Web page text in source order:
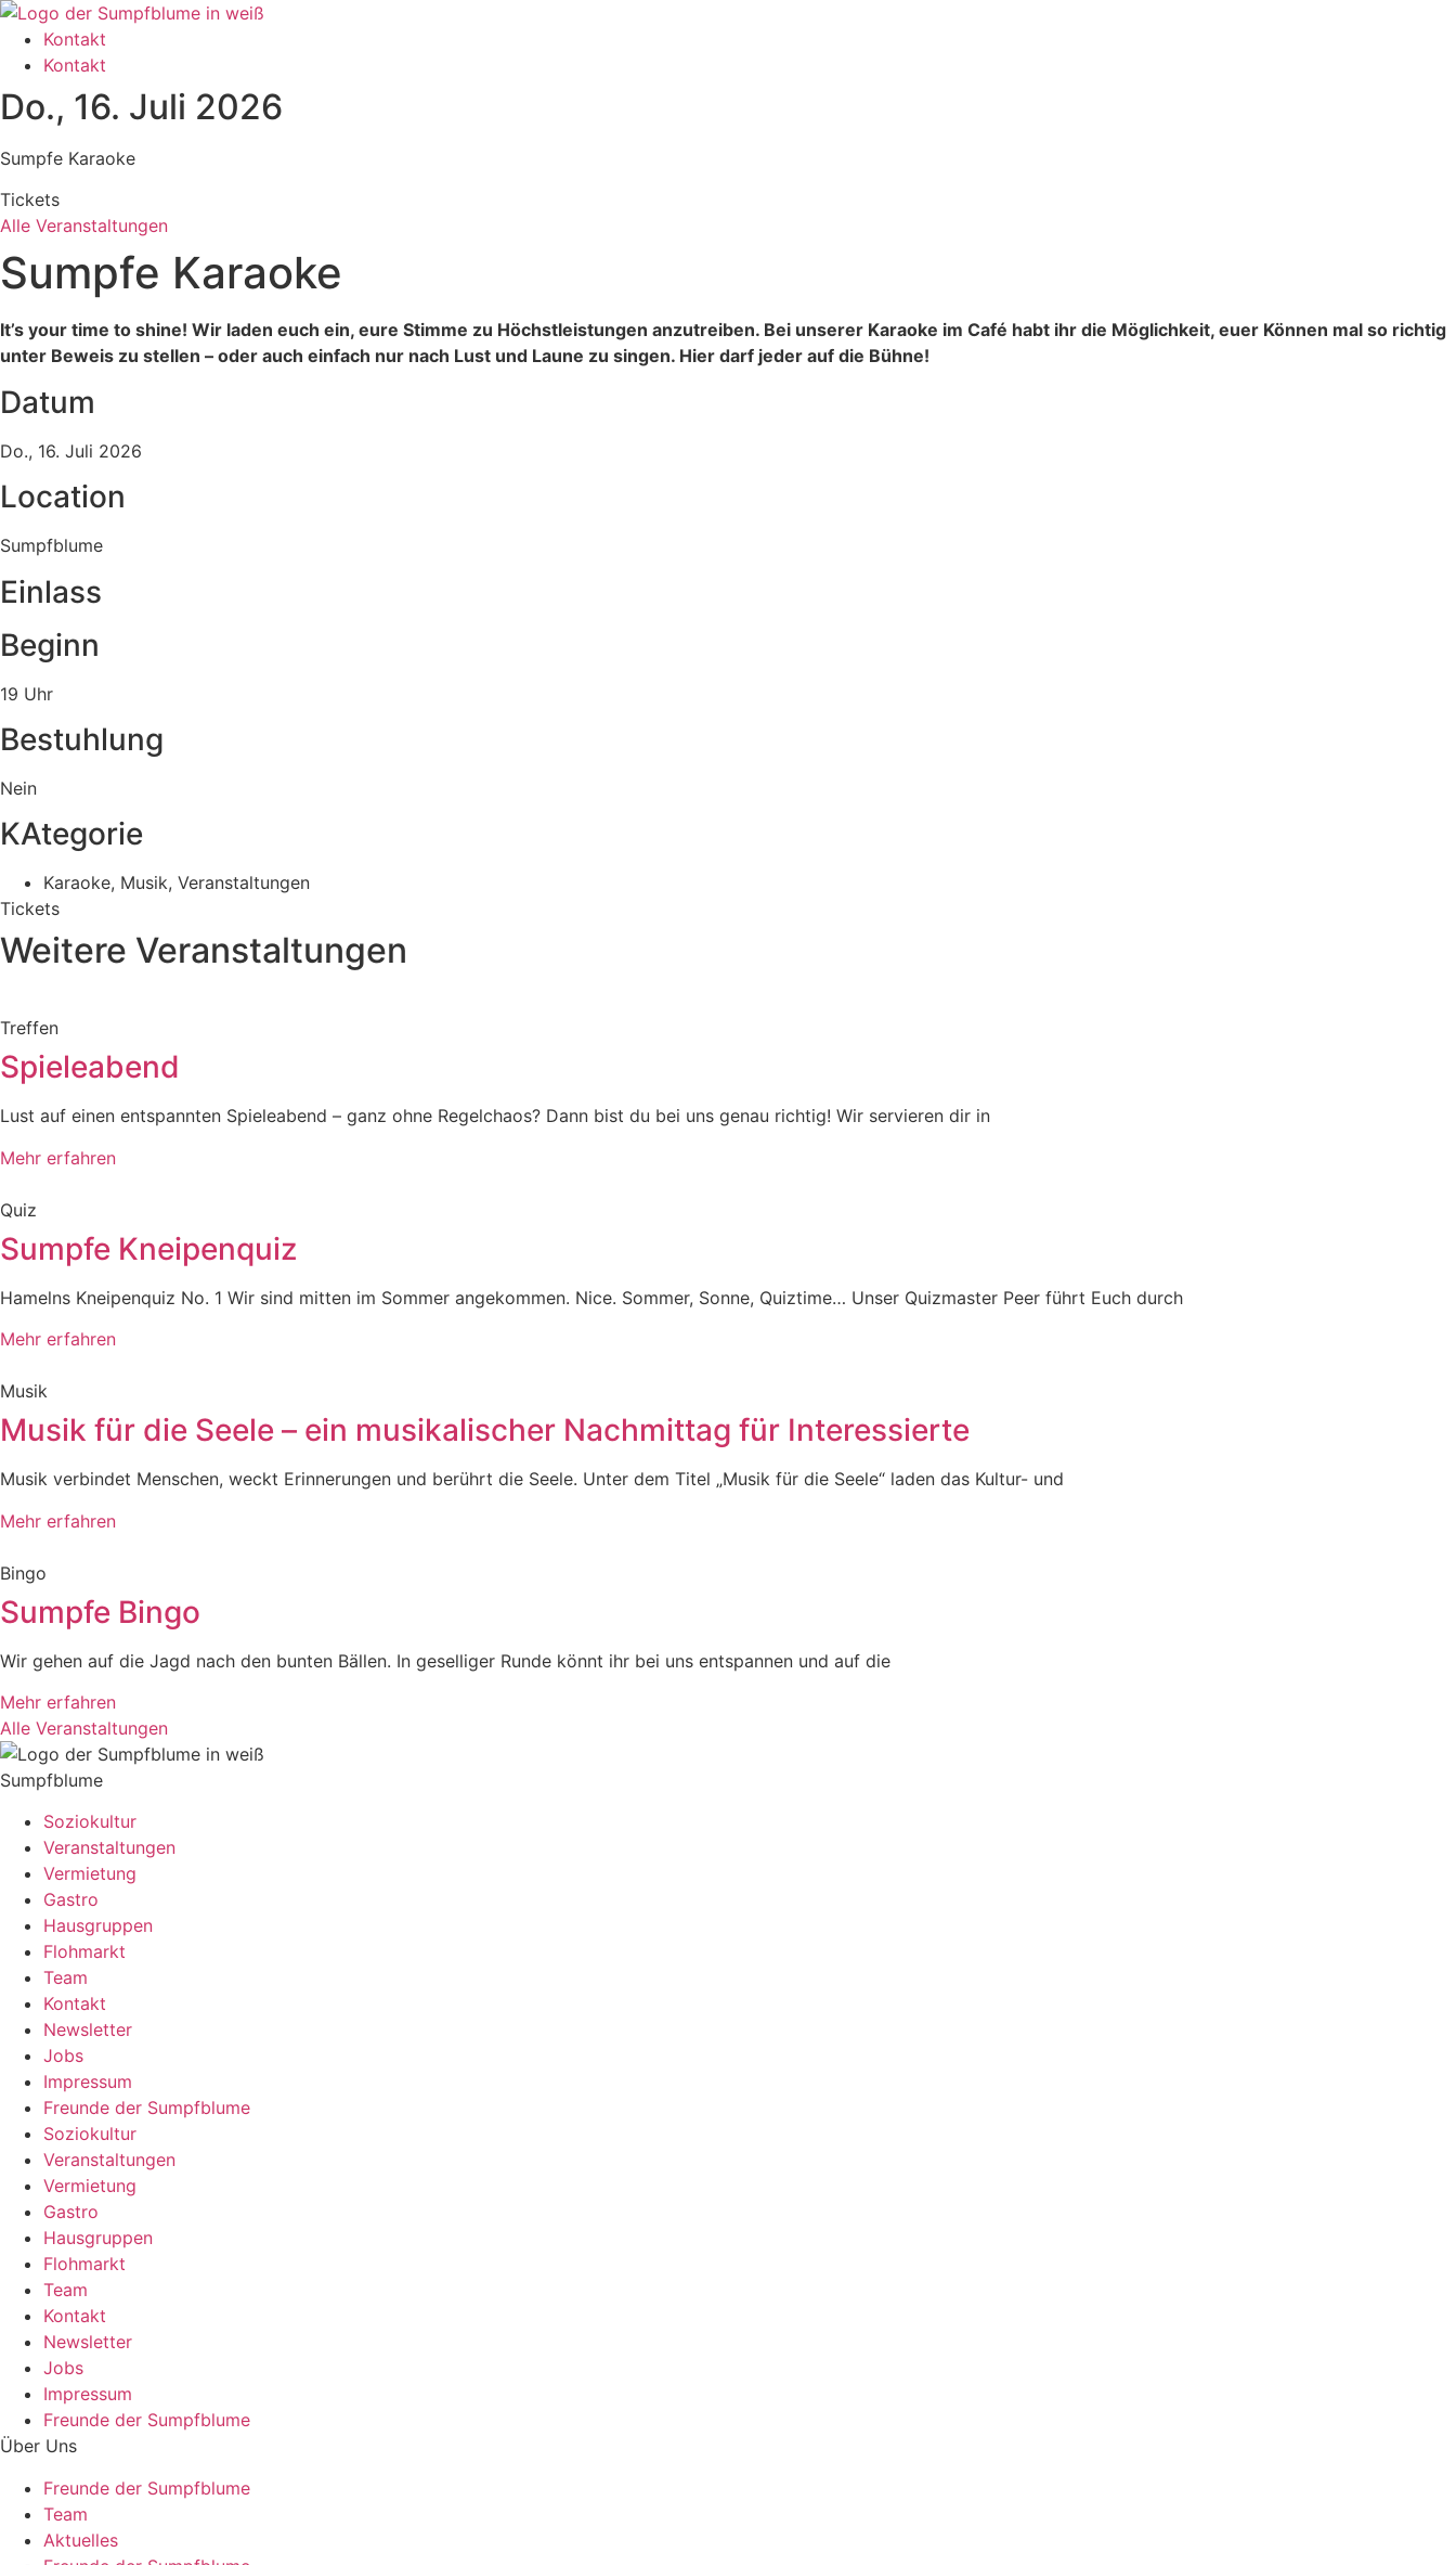
Zum
Inhalt
wechseln
Kontakt
Kontakt
Do., 16. Juli 2026
Sumpfe Karaoke
Tickets
Alle Veranstaltungen
Sumpfe Karaoke
It’s your time to shine! Wir laden euch ein, eure Stimme zu Höchstleistungen anzutreiben. Bei unserer Karaoke im Café habt ihr die Möglichkeit, euer Können mal so richtig
unter Beweis zu stellen – oder auch einfach nur nach Lust und Laune zu singen. Hier darf jeder auf die Bühne!
Datum
Do., 16. Juli 2026
Location
Sumpfblume
Einlass
Beginn
19 Uhr
Bestuhlung
Nein
KAtegorie
Karaoke, Musik, Veranstaltungen
Tickets
Weitere Veranstaltungen
Treffen
Spieleabend
Lust auf einen entspannten Spieleabend – ganz ohne Regelchaos? Dann bist du bei uns genau richtig! Wir servieren dir in
Mehr erfahren
Quiz
Sumpfe Kneipenquiz
Hamelns Kneipenquiz No. 1 Wir sind mitten im Sommer angekommen. Nice. Sommer, Sonne, Quiztime… Unser Quizmaster Peer führt Euch durch
Mehr erfahren
Musik
Musik für die Seele – ein musikalischer Nachmittag für Interessierte
Musik verbindet Menschen, weckt Erinnerungen und berührt die Seele. Unter dem Titel „Musik für die Seele“ laden das Kultur- und
Mehr erfahren
Bingo
Sumpfe Bingo
Wir gehen auf die Jagd nach den bunten Bällen. In geselliger Runde könnt ihr bei uns entspannen und auf die
Mehr erfahren
Alle Veranstaltungen
Sumpfblume
Soziokultur
Veranstaltungen
Vermietung
Gastro
Hausgruppen
Flohmarkt
Team
Kontakt
Newsletter
Jobs
Impressum
Freunde der Sumpfblume
Soziokultur
Veranstaltungen
Vermietung
Gastro
Hausgruppen
Flohmarkt
Team
Kontakt
Newsletter
Jobs
Impressum
Freunde der Sumpfblume
Über Uns
Freunde der Sumpfblume
Team
Aktuelles